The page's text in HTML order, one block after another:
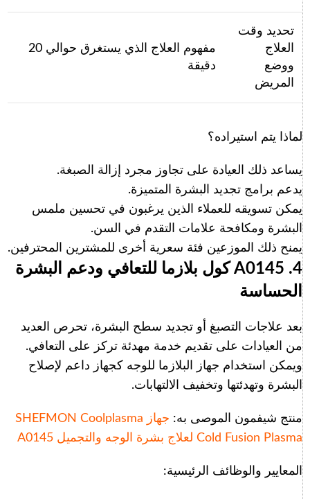
تحديد وقت
العلاج
ووضع
المريض
مفهوم العلاج الذي يستغرق حوالي 20
دقيقة
لماذا يتم استيراده؟
يساعد ذلك العيادة على تجاوز مجرد إزالة الصبغة.
يدعم برامج تجديد البشرة المتميزة.
يمكن تسويقه للعملاء الذين يرغبون في تحسين ملمس
البشرة ومكافحة علامات التقدم في السن.
يمنح ذلك الموزعين فئة سعرية أخرى للمشترين المحترفين.
4. A0145 كول بلازما للتعافي ودعم البشرة
الحساسة
بعد علاجات التصبغ أو تجديد سطح البشرة، تحرص العديد
من العيادات على تقديم خدمة مهدئة تركز على التعافي.
ويمكن استخدام جهاز البلازما للوجه كجهاز داعم لإصلاح
البشرة وتهدئتها وتخفيف الالتهابات.
منتج شيفمون الموصى به:
جهاز SHEFMON Coolplasma
Cold Fusion Plasma لعلاج بشرة الوجه والتجميل A0145
المعايير والوظائف الرئيسية: